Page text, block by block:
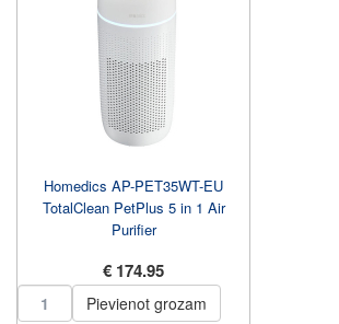
Homedics AP-PET35WT-EU
TotalClean PetPlus 5 in 1 Air
Purifier
€ 174.95
Pievienot grozam